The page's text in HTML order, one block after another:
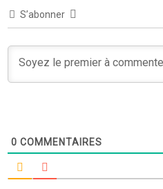
S’abonner
0 COMMENTAIRES